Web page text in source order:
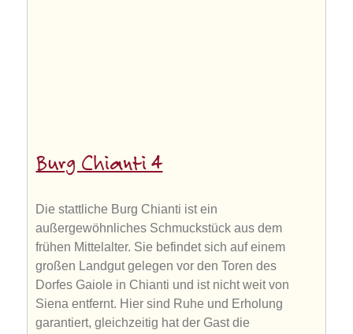
Burg Chianti 4
Die stattliche Burg Chianti ist ein
außergewöhnliches Schmuckstück aus dem
frühen Mittelalter. Sie befindet sich auf einem
großen Landgut gelegen vor den Toren des
Dorfes Gaiole in Chianti und ist nicht weit von
Siena entfernt. Hier sind Ruhe und Erholung
garantiert, gleichzeitig hat der Gast die